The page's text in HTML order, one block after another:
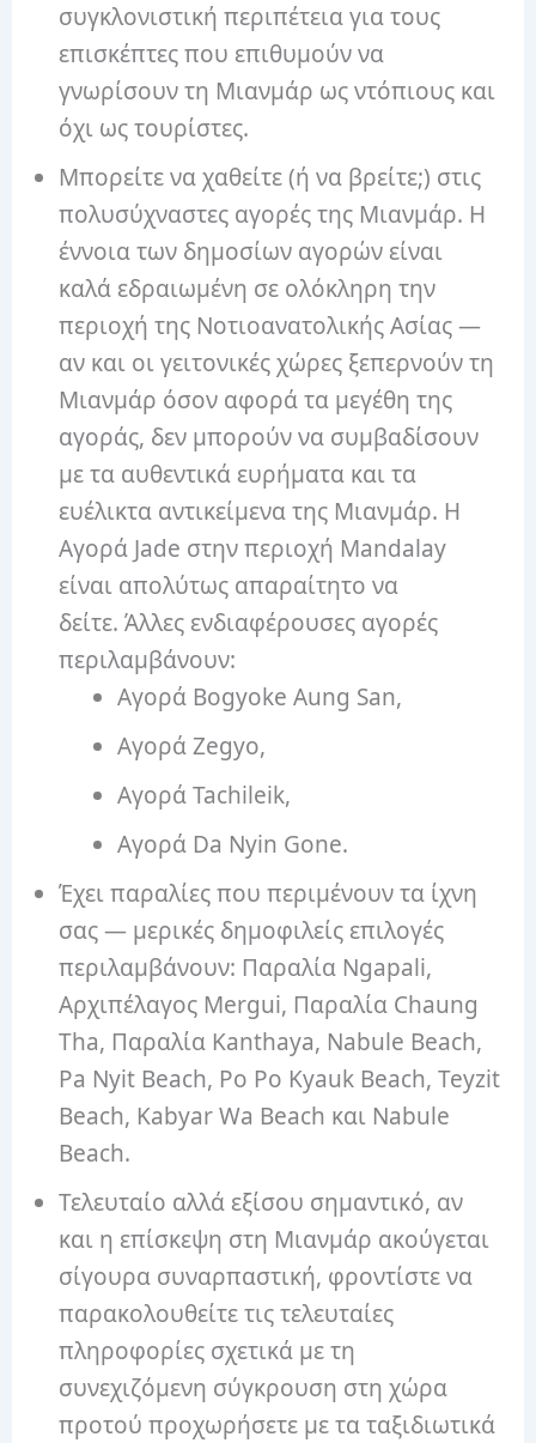
συγκλονιστική περιπέτεια για τους
επισκέπτες που επιθυμούν να
γνωρίσουν τη Μιανμάρ ως ντόπιους και
όχι ως τουρίστες.
Μπορείτε να χαθείτε (ή να βρείτε;) στις
πολυσύχναστες αγορές της Μιανμάρ. Η
έννοια των δημοσίων αγορών είναι
καλά εδραιωμένη σε ολόκληρη την
περιοχή της Νοτιοανατολικής Ασίας —
αν και οι γειτονικές χώρες ξεπερνούν τη
Μιανμάρ όσον αφορά τα μεγέθη της
αγοράς, δεν μπορούν να συμβαδίσουν
με τα αυθεντικά ευρήματα και τα
ευέλικτα αντικείμενα της Μιανμάρ. Η
Αγορά Jade στην περιοχή Mandalay
είναι απολύτως απαραίτητο να
δείτε. Άλλες ενδιαφέρουσες αγορές
περιλαμβάνουν:
Αγορά Bogyoke Aung San,
Αγορά Zegyo,
Αγορά Tachileik,
Αγορά Da Nyin Gone.
Έχει παραλίες που περιμένουν τα ίχνη
σας — μερικές δημοφιλείς επιλογές
περιλαμβάνουν: Παραλία Ngapali,
Αρχιπέλαγος Mergui, Παραλία Chaung
Tha, Παραλία Kanthaya, Nabule Beach,
Pa Nyit Beach, Po Po Kyauk Beach, Teyzit
Beach, Kabyar Wa Beach και Nabule
Beach.
Τελευταίο αλλά εξίσου σημαντικό, αν
και η επίσκεψη στη Μιανμάρ ακούγεται
σίγουρα συναρπαστική, φροντίστε να
παρακολουθείτε τις τελευταίες
πληροφορίες σχετικά με τη
συνεχιζόμενη σύγκρουση στη χώρα
προτού προχωρήσετε με τα ταξιδιωτικά